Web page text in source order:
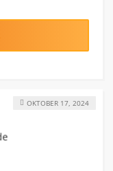
OKTOBER 17, 2024